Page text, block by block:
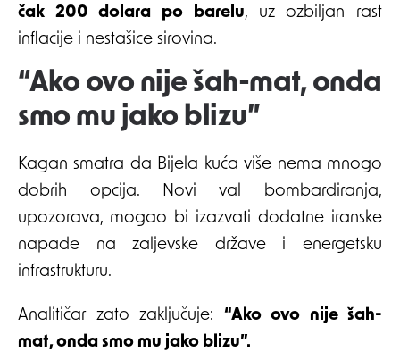
čak 200 dolara po barelu, uz ozbiljan rast
inflacije i nestašice sirovina.
“Ako ovo nije šah-mat, onda
smo mu jako blizu”
Kagan smatra da Bijela kuća više nema mnogo
dobrih opcija. Novi val bombardiranja,
upozorava, mogao bi izazvati dodatne iranske
napade na zaljevske države i energetsku
infrastrukturu.
Analitičar zato zaključuje: “Ako ovo nije šah-
mat, onda smo mu jako blizu”.